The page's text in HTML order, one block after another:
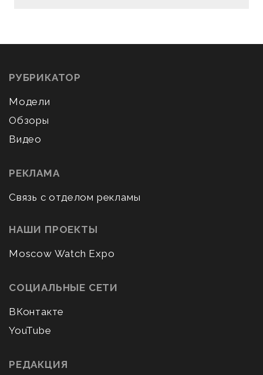
РУБРИКАТОР
Модели
Обзоры
Видео
РЕКЛАМА
Связь с отделом рекламы
НАШИ ПРОЕКТЫ
Moscow Watch Expo
СОЦИАЛЬНЫЕ СЕТИ
ВКонтакте
YouTube
РЕДАКЦИЯ